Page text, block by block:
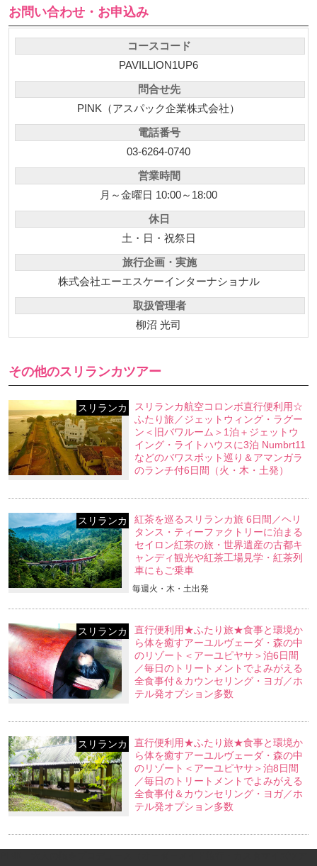
お問い合わせ・お申込み
コースコード
PAVILLION1UP6
問合せ先
PINK（アスパック企業株式会社）
電話番号
03-6264-0740
営業時間
月～金曜日 10:00～18:00
休日
土・日・祝祭日
旅行企画・実施
株式会社エーエスケーインターナショナル
取扱管理者
柳沼 光司
その他のスリランカツアー
スリランカ
スリランカ航空コロンボ直行便利用☆
ふたり旅／ジェットウィング・ラグー
ン＜旧バワルーム＞1泊＋ジェットウ
イング・ライトハウスに3泊 Numbrt11
などのバワスポット巡り＆アマンガラ
のランチ付6日間（火・木・土発）
スリランカ
紅茶を巡るスリランカ旅 6日間／ヘリ
タンス・ティーファクトリーに泊まる
セイロン紅茶の旅・世界遺産の古都キ
ャンディ観光や紅茶工場見学・紅茶列
車にもご乗車
毎週火・木・土出発
スリランカ
直行便利用★ふたり旅★食事と環境か
ら体を癒すアーユルヴェーダ・森の中
のリゾート＜アーユピヤサ＞泊6日間
／毎日のトリートメントでよみがえる
全食事付＆カウンセリング・ヨガ／ホ
テル発オプション多数
スリランカ
直行便利用★ふたり旅★食事と環境か
ら体を癒すアーユルヴェーダ・森の中
のリゾート＜アーユピヤサ＞泊8日間
／毎日のトリートメントでよみがえる
全食事付＆カウンセリング・ヨガ／ホ
テル発オプション多数